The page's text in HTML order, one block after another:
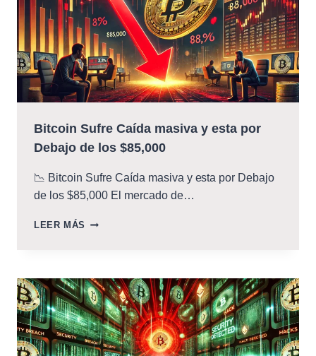
Bitcoin Sufre Caída masiva y esta por
Debajo de los $85,000
📉 Bitcoin Sufre Caída masiva y esta por Debajo
de los $85,000 El mercado de…
LEER MÁS BITCOIN
Y
ESTA
POR
DEBAJO
DE
LOS